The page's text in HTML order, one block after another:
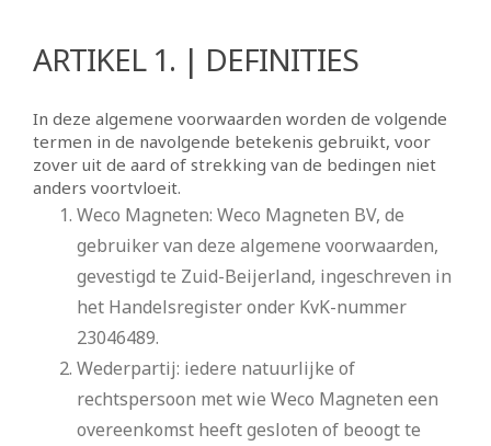
ARTIKEL 1. | DEFINITIES
In deze algemene voorwaarden worden de volgende
termen in de navolgende betekenis gebruikt, voor
zover uit de aard of strekking van de bedingen niet
anders voortvloeit.
Weco Magneten: Weco Magneten BV, de
gebruiker van deze algemene voorwaarden,
gevestigd te Zuid-Beijerland, ingeschreven in
het Handelsregister onder KvK-nummer
23046489.
Wederpartij: iedere natuurlijke of
rechtspersoon met wie Weco Magneten een
overeenkomst heeft gesloten of beoogt te